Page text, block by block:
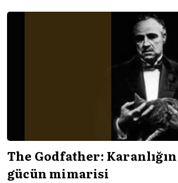
The Godfather:
gücün mimarisi